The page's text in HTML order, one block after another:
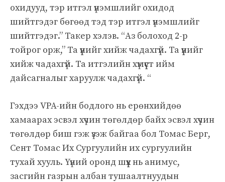
охидууд, тэр итгэл үнэмшлийг охидод
шийтгэдэг бөгөөд тэд тэр итгэл үнэмшлийг
шийтгэдэг.” Такер хэлэв. “Аз болоход 2-р
тойрог орж,” Та үүнийг хийж чадахгүй. Та үүнийг
хийж чадахгүй. Та итгэлийн хүмүүст ийм
дайсагналыг харуулж чадахгүй. “
Гэхдээ VPA-ийн бодлого нь ерөнхийдөө
хамаарах эсвэл хүчин төгөлдөр байх эсвэл хүчин
төгөлдөр биш гэж үзэж байгаа бол Томас Берг,
Сент Томас Их Сургуулийн их сургуулийн
тухай хууль. Үүний оронд шүүх нь анимус,
засгийн газрын албан тушаалтнуудын